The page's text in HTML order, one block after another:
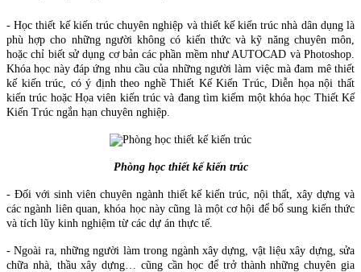
- Học thiết kế kiến trúc chuyên nghiệp và thiết kế kiến trúc nhà dân dụng là
phù hợp cho những người không có kiến thức và kỹ năng chuyên môn,
hoặc chỉ biết sử dụng cơ bản các phần mềm như AUTOCAD và Photoshop.
Khóa học này đáp ứng nhu cầu của những người làm việc mà đam mê thiết
kế kiến trúc, có ý định theo nghề Thiết Kế Kiến Trúc, Diễn họa nội thất
kiến trúc hoặc Họa viên kiến trúc và đang tìm kiếm một khóa học Thiết Kế
Kiến Trúc ngắn hạn chuyên nghiệp.
Phòng học thiết kế kiến trúc
- Đối với sinh viên chuyên ngành thiết kế kiến trúc, nội thất, xây dựng và
các ngành liên quan, khóa học này cũng là một cơ hội để bổ sung kiến thức
và tích lũy kinh nghiệm từ các dự án thực tế.
- Ngoài ra, những người làm trong ngành xây dựng, vật liệu xây dựng, sửa
chữa nhà, thầu xây dựng… cũng cần học để trở thành những chuyên gia